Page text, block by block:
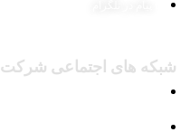
شبکه های اجتماعی شرکت